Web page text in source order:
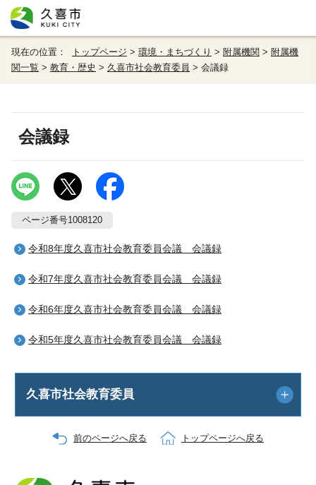
現在の位置： トップページ > 環境・まちづくり > 附属機関 > 附属機
関一覧 > 教育・歴史 > 久喜市社会教育委員 > 会議録
会議録
ページ番号1008120
令和8年度久喜市社会教育委員会議 会議録
令和7年度久喜市社会教育委員会議 会議録
令和6年度久喜市社会教育委員会議 会議録
令和5年度久喜市社会教育委員会議 会議録
久喜市社会教育委員
前のページへ戻る トップページへ戻る